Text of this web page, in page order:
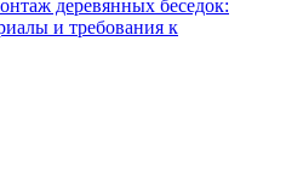
деревянных беседок:
и требования к